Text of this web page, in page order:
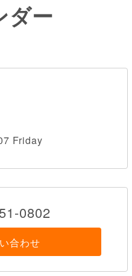
ダー
Friday
0802
合わせ